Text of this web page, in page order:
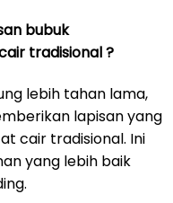
bubuk
tradisional ?
lebih tahan lama,
lapisan yang
cair tradisional. Ini
yang lebih baik